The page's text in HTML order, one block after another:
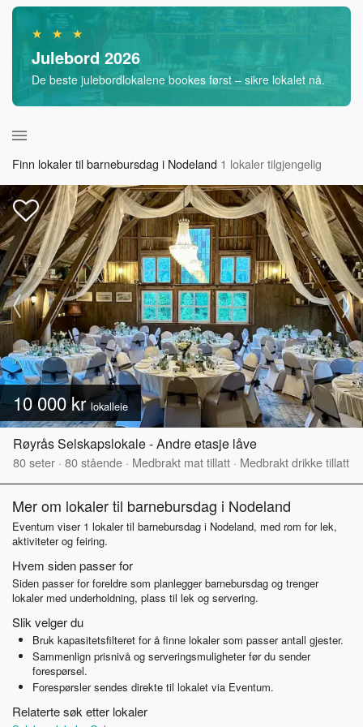
★ ★ ★
Julebord 2026
De beste julebordlokalene bookes først – sikre lokalet nå.
Finn lokaler til barnebursdag i Nodeland 1 lokaler tilgjengelig
10 000 krlokalleie
Røyrås Selskapslokale - Andre etasje låve
80seter · 80stående · Medbrakt mat tillatt · Medbrakt drikke tillatt
Mer om lokaler til barnebursdag i Nodeland
Eventum viser 1 lokaler til barnebursdag i Nodeland, med rom for lek,
aktiviteter og feiring.
Hvem siden passer for
Siden passer for foreldre som planlegger barnebursdag og trenger
lokaler med underholdning, plass til lek og servering.
Slik velger du
Bruk kapasitetsfilteret for å finne lokaler som passer antall gjester.
Sammenlign prisnivå og serveringsmuligheter før du sender
forespørsel.
Forespørsler sendes direkte til lokalet via Eventum.
Relaterte søk etter lokaler